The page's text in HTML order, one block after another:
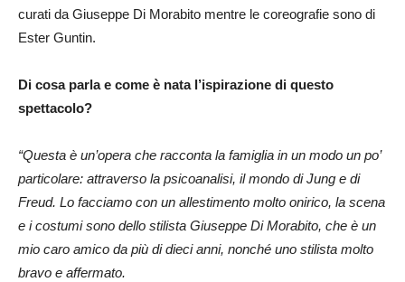
curati da Giuseppe Di Morabito mentre le coreografie sono di
Ester Guntin.
Di cosa parla e come è nata l’ispirazione di questo
spettacolo?
“Questa è un’opera che racconta la famiglia in un modo un po’
particolare: attraverso la psicoanalisi, il mondo di Jung e di
Freud. Lo facciamo con un allestimento molto onirico, la scena
e i costumi sono dello stilista Giuseppe Di Morabito, che è un
mio caro amico da più di dieci anni, nonché uno stilista molto
bravo e affermato.